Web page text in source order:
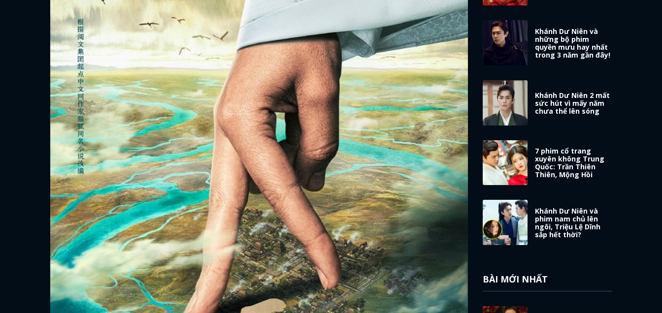
Khánh Dư Niên và
những bộ phim
quyền mưu hay nhất
trong 3 năm gần đây!
Khánh Dư Niên 2 mất
sức hút vì mấy năm
chưa thể lên sóng
7 phim cổ trang
xuyên không Trung
Quốc: Trần Thiên
Thiên, Mộng Hồi
Khánh Dư Niên và
phim nam chủ lên
ngôi, Triệu Lệ Dĩnh
sắp hết thời?
BÀI MỚI NHẤT